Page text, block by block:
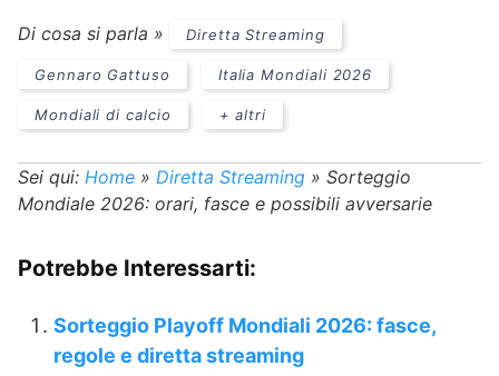
Di cosa si parla » Diretta Streaming
Gennaro Gattuso Italia Mondiali 2026
Mondiali di calcio + altri
Sei qui: Home » Diretta Streaming » Sorteggio
Mondiale 2026: orari, fasce e possibili avversarie
Potrebbe Interessarti:
Sorteggio Playoff Mondiali 2026: fasce,
regole e diretta streaming